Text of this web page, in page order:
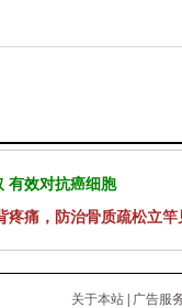
有效对抗癌细胞
疼痛，防治骨质疏松立竿
关于本站
广告服